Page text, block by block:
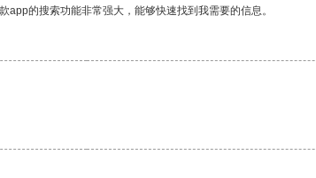
的搜索功能非常强大，能够快速找到我需要的信息。